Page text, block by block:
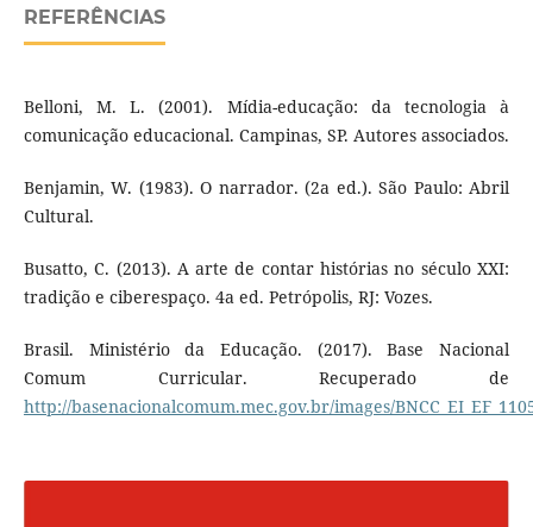
REFERÊNCIAS
Belloni, M. L. (2001). Mídia-educação: da tecnologia à
comunicação educacional. Campinas, SP. Autores associados.
Benjamin, W. (1983). O narrador. (2a ed.). São Paulo: Abril
Cultural.
Busatto, C. (2013). A arte de contar histórias no século XXI:
tradição e ciberespaço. 4a ed. Petrópolis, RJ: Vozes.
Brasil. Ministério da Educação. (2017). Base Nacional
Comum Curricular. Recuperado de
http://basenacionalcomum.mec.gov.br/images/